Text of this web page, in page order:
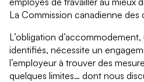
La Commission canadienne des
L’obligation
identifiés, nécessite un
l’employeur à trouver des
quelques limites… dont nous